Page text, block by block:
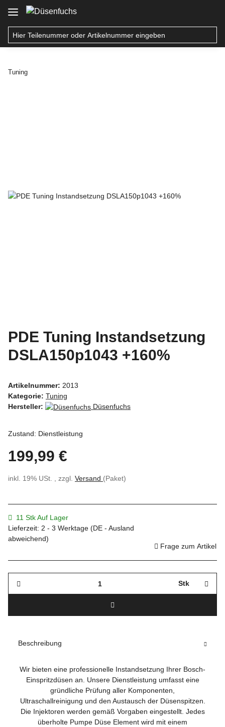
Tuning
PDE Tuning Instandsetzung
DSLA150p1043 +160%
Artikelnummer: 2013
Kategorie: Tuning
Hersteller:
Düsenfuchs
Zustand: Dienstleistung
199,99 €
inkl. 19% USt. , zzgl. Versand (Paket)
11 Stk Auf Lager
Lieferzeit: 2 - 3 Werktage (DE - Ausland
abweichend)
Frage zum Artikel
Stk
Beschreibung
Wir bieten eine professionelle Instandsetzung Ihrer Bosch-
Einspritzdüsen an. Unsere Dienstleistung umfasst eine
gründliche Prüfung aller Komponenten,
Ultraschallreinigung und den Austausch der Düsenspitzen.
Die Injektoren werden gemäß Vorgaben eingestellt. Jedes
überholte Pumpe Düse Element wird mit einem